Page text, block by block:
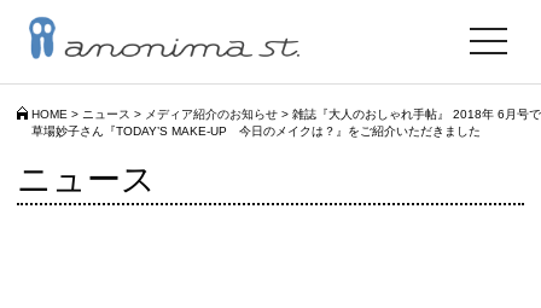
HOME > ニュース > メディア紹介のお知らせ > 雑誌『大人のおしゃれ手帖』 2018年 6月号で
草場妙子さん『TODAY’S MAKE-UP 今日のメイクは？』をご紹介いただきました
toggle
ニュース